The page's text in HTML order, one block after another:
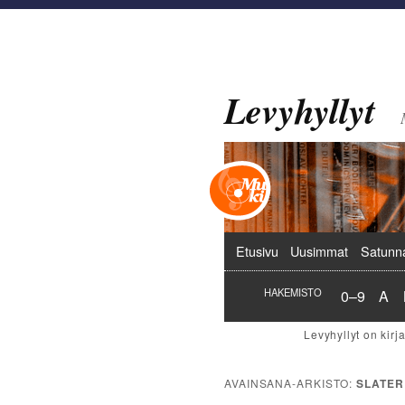
Levyhyllyt
Päävalikko
Etusivu Uusimmat
HAKEMISTO 0–9 A
AVAINSANA-ARKISTO: